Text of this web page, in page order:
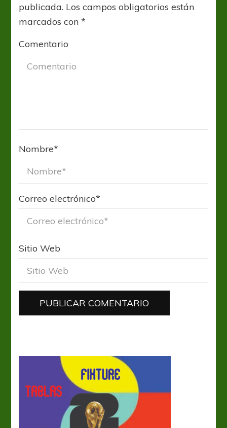
publicada. Los campos obligatorios están
marcados con*
Comentario
Nombre*
Correo electrónico*
Sitio Web